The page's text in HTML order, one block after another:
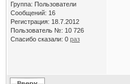
Группа: Пользователи
Сообщений: 16
Регистрация: 18.7.2012
Пользователь №: 10 726
Спасибо сказали: 0 раз